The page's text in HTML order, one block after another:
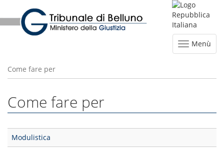
Menù
Come fare per
Come fare per
Modulistica